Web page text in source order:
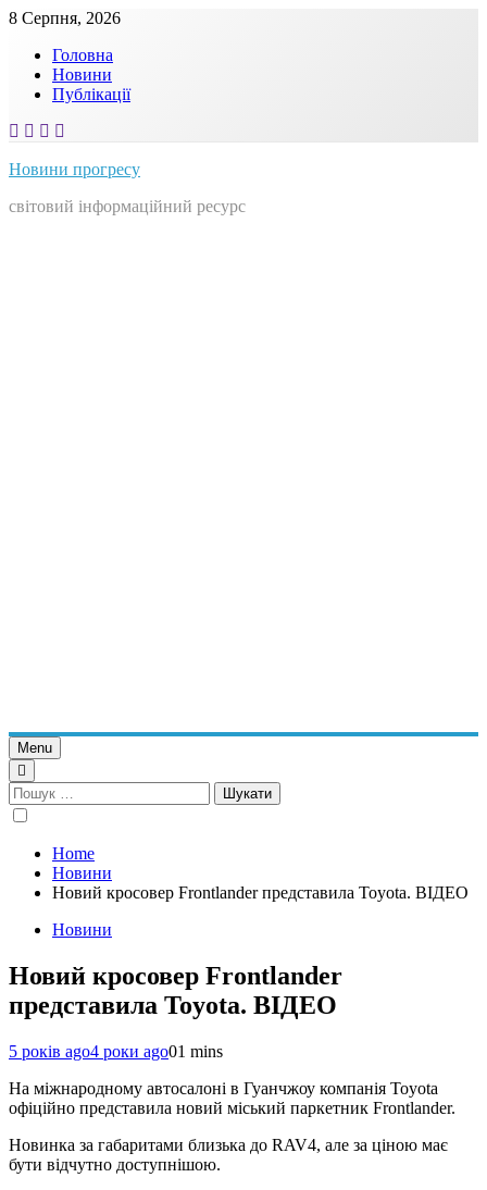
Skip
content
8 Серпня, 2026
Головна
Новини
Публікації
Новини прогресу
світовий інформаційний ресурс
Menu
Пошук:
Home
Новини
Новий кросовер Frontlander представила Toyota. ВІДЕО
Новини
Новий кросовер Frontlander
представила Toyota. ВІДЕО
5 років ago4 роки ago01 mins
На міжнародному автосалоні в Гуанчжоу компанія Toyota
офіційно представила новий міський паркетник Frontlander.
Новинка за габаритами близька до RAV4, але за ціною має
бути відчутно доступнішою.